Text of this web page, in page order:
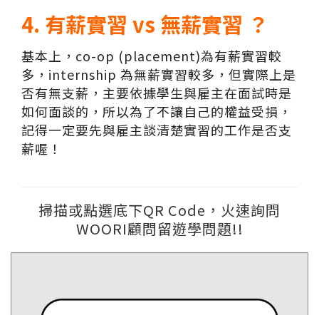
4. 有薪實習 vs 無薪實習 ？
基本上，co-op (placement)為有薪實習較
多，internship 為無薪實習較多，但實際上是
否有無支薪，主要依據學生與雇主在面試時是
如何面談的，所以為了不讓自己的權益受損，
記得一定要先與雇主談清楚實習的工作是否支
薪喔！
掃描或點選底下QR Code，火速詢問
WOORI顧問留遊學問題!!